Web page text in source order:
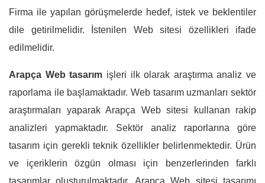
Firma ile yapılan görüşmelerde hedef, istek ve beklentiler
dile getirilmelidir. İstenilen Web sitesi özellikleri ifade
edilmelidir.
Arapça Web tasarım işleri ilk olarak araştırma analiz ve
raporlama ile başlamaktadır. Web tasarım uzmanları sektör
araştırmaları yaparak Arapça Web sitesi kullanan rakip
analizleri yapmaktadır. Sektör analiz raporlarına göre
tasarım için gerekli teknik özellikler belirlenmektedir. Ürün
ve içeriklerin özgün olması için benzerlerinden farklı
tasarımlar oluşturulmaktadır. Arapça Web sitesi tasarımı